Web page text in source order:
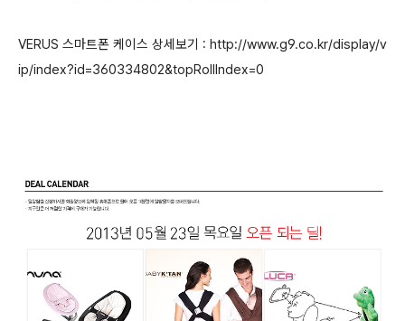
VERUS 스마트폰 케이스 상세보기 : http://www.g9.co.kr/display/v
ip/index?id=360334802&topRollIndex=0